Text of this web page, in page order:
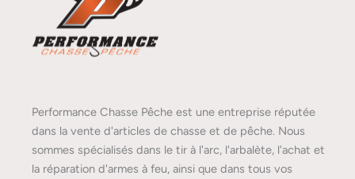
Performance Chasse Pêche est une entreprise réputée
dans la vente d'articles de chasse et de pêche. Nous
sommes spécialisés dans le tir à l'arc, l'arbalète, l'achat et
la réparation d'armes à feu, ainsi que dans tous vos